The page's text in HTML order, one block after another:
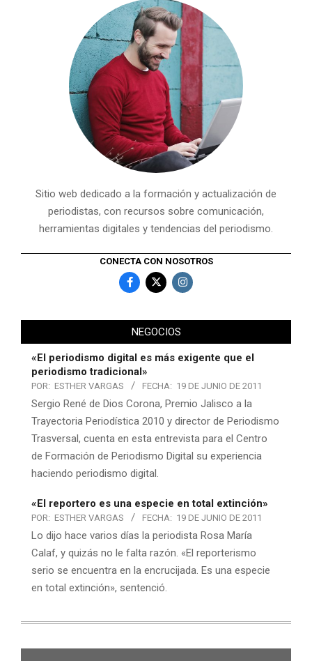
Sitio web dedicado a la formación y actualización de
periodistas, con recursos sobre comunicación,
herramientas digitales y tendencias del periodismo.
CONECTA CON NOSOTROS
NEGOCIOS
«El periodismo digital es más exigente que el
periodismo tradicional»
POR: ESTHER VARGAS FECHA: 19 DE JUNIO DE 2011
Sergio René de Dios Corona, Premio Jalisco a la
Trayectoria Periodística 2010 y director de Periodismo
Trasversal, cuenta en esta entrevista para el Centro
de Formación de Periodismo Digital su experiencia
haciendo periodismo digital.
«El reportero es una especie en total extinción»
POR: ESTHER VARGAS FECHA: 19 DE JUNIO DE 2011
Lo dijo hace varios días la periodista Rosa María
Calaf, y quizás no le falta razón. «El reporterismo
serio se encuentra en la encrucijada. Es una especie
en total extinción», sentenció.